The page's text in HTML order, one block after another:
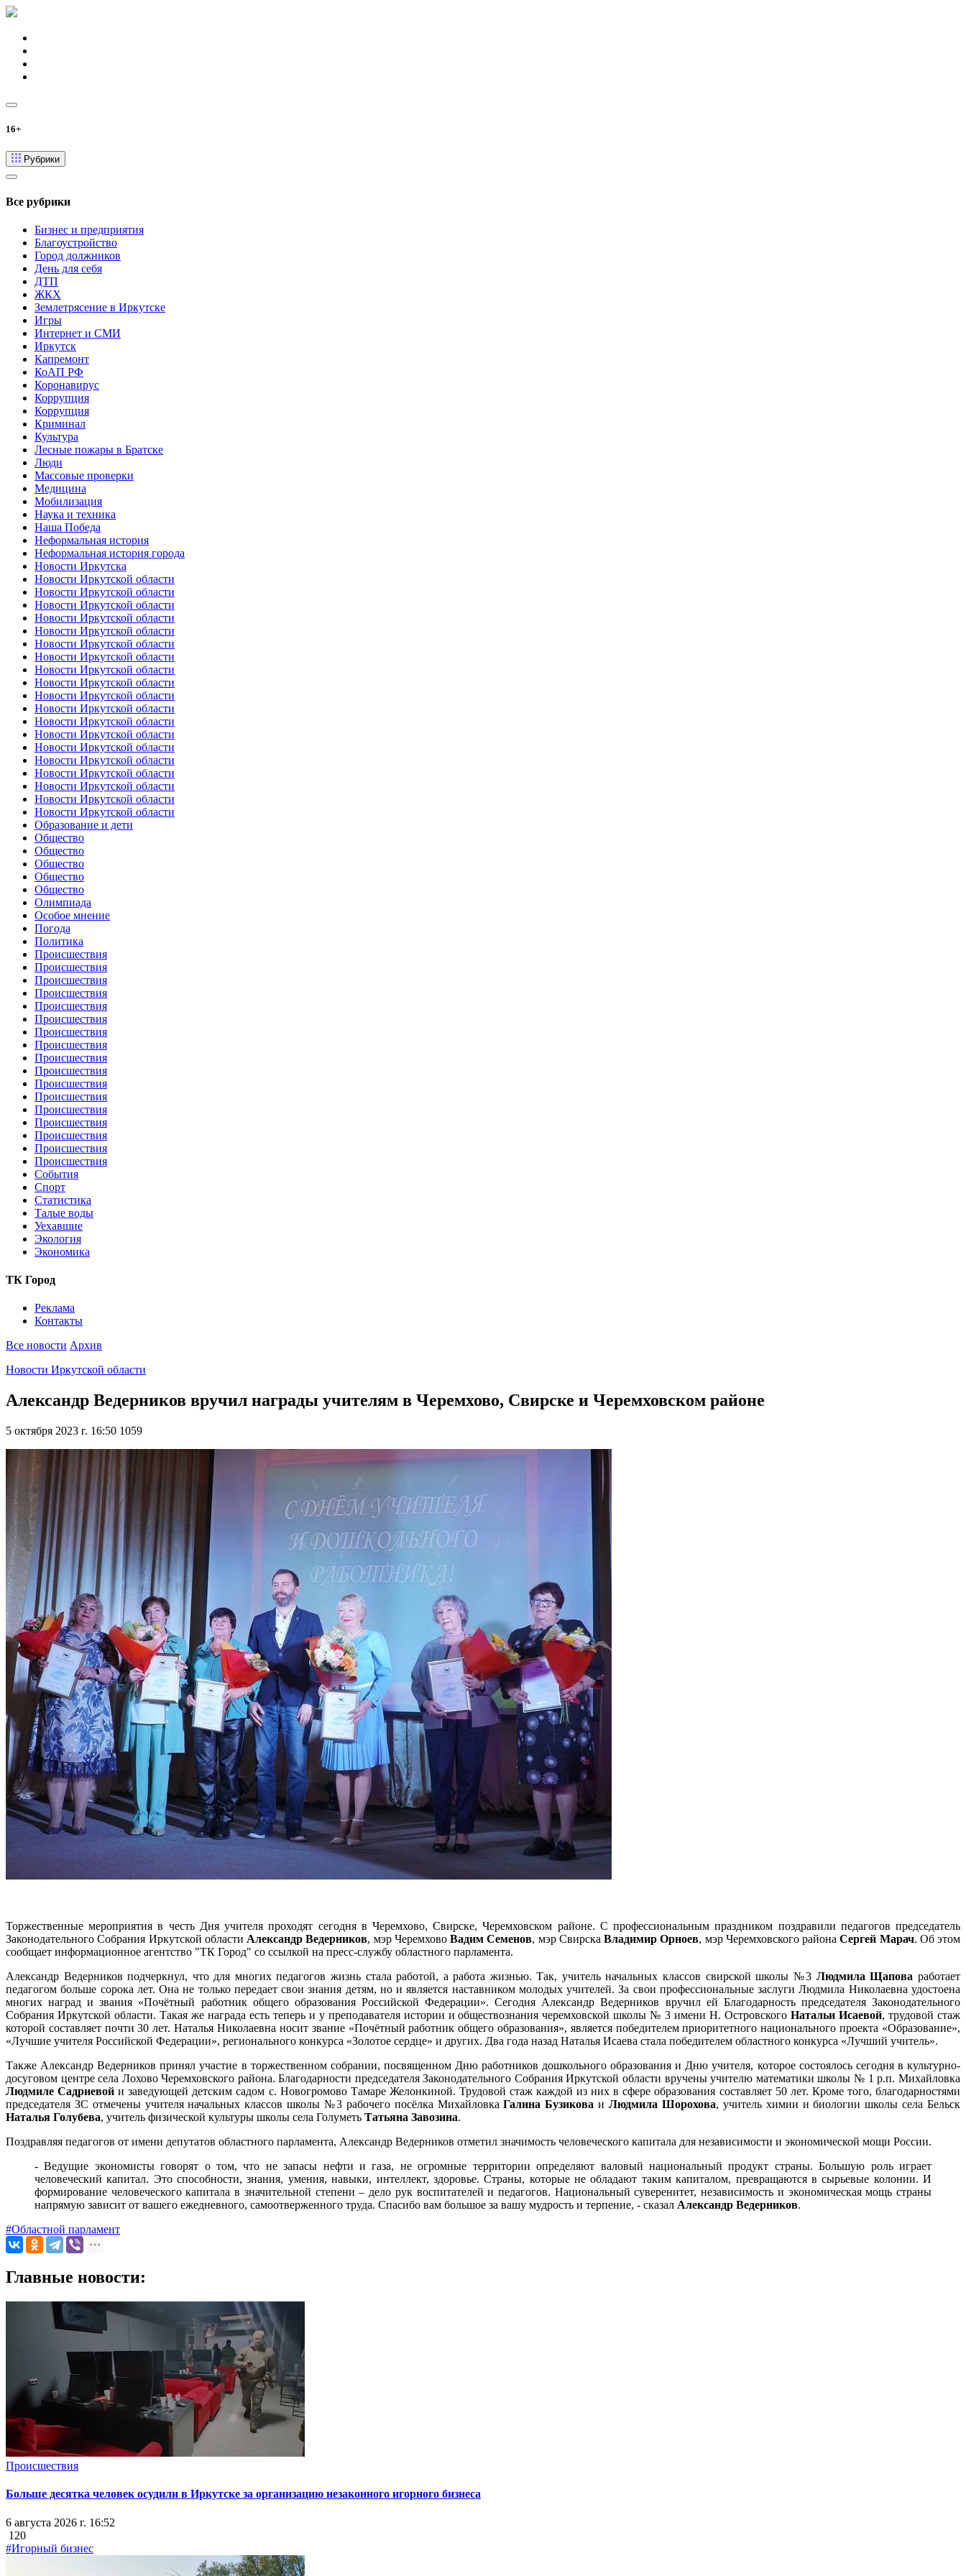
16+
Рубрики
Все рубрики
Бизнес и предприятия
Благоустройство
Город должников
День для себя
ДТП
ЖКХ
Землетрясение в Иркутске
Игры
Интернет и СМИ
Иркутск
Капремонт
КоАП РФ
Коронавирус
Коррупция
Коррупция
Криминал
Культура
Лесные пожары в Братске
Люди
Массовые проверки
Медицина
Мобилизация
Наука и техника
Наша Победа
Неформальная история
Неформальная история города
Новости Иркутска
Новости Иркутской области
Новости Иркутской области
Новости Иркутской области
Новости Иркутской области
Новости Иркутской области
Новости Иркутской области
Новости Иркутской области
Новости Иркутской области
Новости Иркутской области
Новости Иркутской области
Новости Иркутской области
Новости Иркутской области
Новости Иркутской области
Новости Иркутской области
Новости Иркутской области
Новости Иркутской области
Новости Иркутской области
Новости Иркутской области
Новости Иркутской области
Образование и дети
Общество
Общество
Общество
Общество
Общество
Олимпиада
Особое мнение
Погода
Политика
Происшествия
Происшествия
Происшествия
Происшествия
Происшествия
Происшествия
Происшествия
Происшествия
Происшествия
Происшествия
Происшествия
Происшествия
Происшествия
Происшествия
Происшествия
Происшествия
Происшествия
События
Спорт
Статистика
Талые воды
Уехавшие
Экология
Экономика
ТК Город
Реклама
Контакты
Все новости Архив
Новости Иркутской области
Александр Ведерников вручил награды учителям в Черемхово, Свирске и Черемховском районе
5 октября 2023 г. 16:50 1059
Торжественные мероприятия в честь Дня учителя проходят сегодня в Черемхово, Свирске, Черемховском районе. С профессиональным праздником поздравили педагогов председатель
Законодательного Собрания Иркутской области Александр Ведерников, мэр ЧеремховоВадим Семенов, мэр Свирска Владимир Орноев, мэр Черемховского районаСергей Марач. Об этом
сообщает информационное агентство "ТК Город" со ссылкой на пресс-службу областного парламента.
Александр Ведерников подчеркнул, что для многих педагогов жизнь стала работой, а работа жизнью. Так, учитель начальных классов свирской школы №3 Людмила Щаповаработает
педагогом больше сорока лет. Она не только передает свои знания детям, но и является наставником молодых учителей. За свои профессиональные заслуги Людмила Николаевна удостоена
многих наград и звания «Почётный работник общего образования Российской Федерации». Сегодня Александр Ведерников вручил ей Благодарность председателя Законодательного
Собрания Иркутской области. Такая же награда есть теперь и у преподавателя истории и обществознания черемховской школы № 3 имени Н. ОстровскогоНатальи Исаевой, трудовой стаж
которой составляет почти 30 лет. Наталья Николаевна носит звание «Почётный работник общего образования», является победителем приоритетного национального проекта «Образование»,
«Лучшие учителя Российской Федерации», регионального конкурса «Золотое сердце» и других. Два года назад Наталья Исаева стала победителем областного конкурса «Лучший учитель».
Также Александр Ведерников принял участие в торжественном собрании, посвященном Дню работников дошкольного образования и Дню учителя, которое состоялось сегодня в культурно-
досуговом центре села Лохово Черемховского района. Благодарности председателя Законодательного Собрания Иркутской области вручены учителю математики школы № 1 р.п. Михайловка
Людмиле Садриевой и заведующей детским садом с. Новогромово Тамаре Желонкиной. Трудовой стаж каждой из них в сфере образования составляет 50 лет. Кроме того, благодарностями
председателя ЗС отмечены учителя начальных классов школы №3 рабочего посёлка МихайловкаГалина Бузиковаи Людмила Шорохова, учитель химии и биологии школы села Бельск
Наталья Голубева, учитель физической культуры школы села Голуметь Татьяна Завозина.
Поздравляя педагогов от имени депутатов областного парламента, Александр Ведерников отметил значимость человеческого капитала для независимости и экономической мощи России.
- Ведущие экономисты говорят о том, что не запасы нефти и газа, не огромные территории определяют валовый национальный продукт страны. Большую роль играет
человеческий капитал. Это способности, знания, умения, навыки, интеллект, здоровье. Страны, которые не обладают таким капиталом, превращаются в сырьевые колонии. И
формирование человеческого капитала в значительной степени – дело рук воспитателей и педагогов. Национальный суверенитет, независимость и экономическая мощь страны
напрямую зависит от вашего ежедневного, самоотверженного труда. Спасибо вам большое за вашу мудрость и терпение, - сказал Александр Ведерников.
#Областной парламент
Главные новости:
Происшествия
Больше десятка человек осудили в Иркутске за организацию незаконного игорного бизнеса
6 августа 2026 г. 16:52
120
#Игорный бизнес